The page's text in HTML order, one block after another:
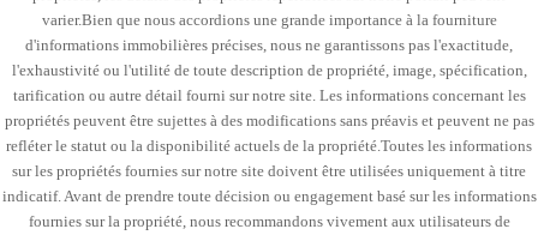
varier.Bien que nous accordions une grande importance à la fourniture
d'informations immobilières précises, nous ne garantissons pas l'exactitude,
l'exhaustivité ou l'utilité de toute description de propriété, image, spécification,
tarification ou autre détail fourni sur notre site. Les informations concernant les
propriétés peuvent être sujettes à des modifications sans préavis et peuvent ne pas
refléter le statut ou la disponibilité actuels de la propriété.Toutes les informations
sur les propriétés fournies sur notre site doivent être utilisées uniquement à titre
indicatif. Avant de prendre toute décision ou engagement basé sur les informations
fournies sur la propriété, nous recommandons vivement aux utilisateurs de